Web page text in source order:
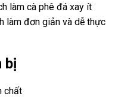
làm cà phê đá xay ít
làm đơn giản và dễ thực
bị
chất